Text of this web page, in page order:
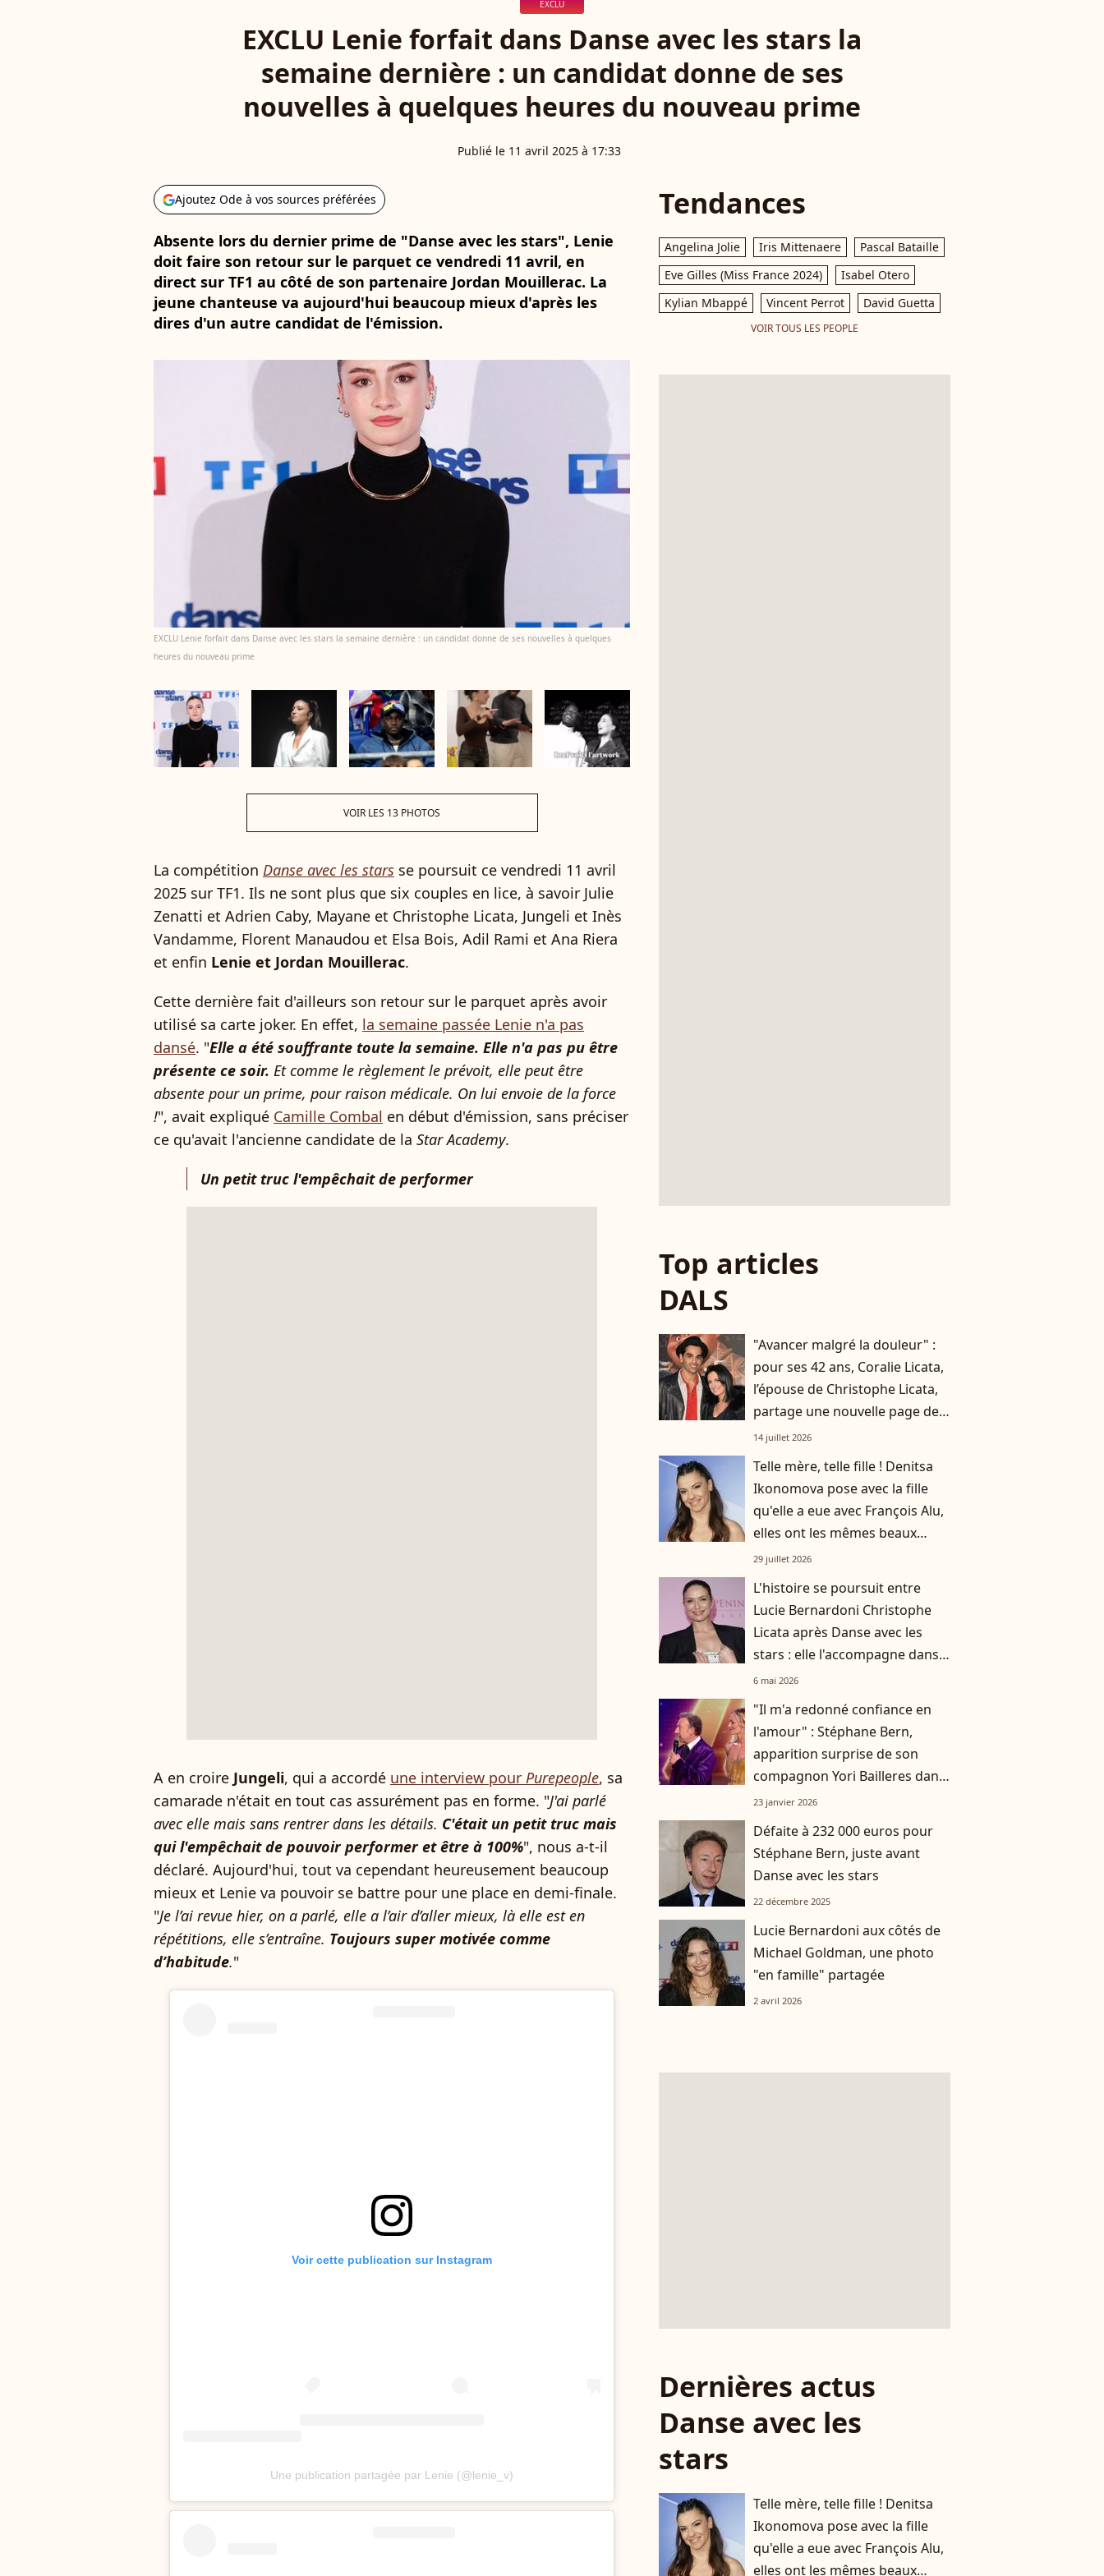
EXCLU
EXCLU Lenie forfait dans Danse avec les stars la
semaine dernière : un candidat donne de ses
nouvelles à quelques heures du nouveau prime
Publié le 11 avril 2025 à 17:33
Ajoutez Ode à vos sources préférées
Absente lors du dernier prime de "Danse avec les stars", Lenie
doit faire son retour sur le parquet ce vendredi 11 avril, en
direct sur TF1 au côté de son partenaire Jordan Mouillerac. La
jeune chanteuse va aujourd'hui beaucoup mieux d'après les
dires d'un autre candidat de l'émission.
EXCLU Lenie forfait dans Danse avec les stars la semaine dernière : un candidat donne de ses nouvelles à quelques
heures du nouveau prime
VOIR LES 13 PHOTOS
La compétition Danse avec les stars se poursuit ce vendredi 11 avril
2025 sur TF1. Ils ne sont plus que six couples en lice, à savoir Julie
Zenatti et Adrien Caby, Mayane et Christophe Licata, Jungeli et Inès
Vandamme, Florent Manaudou et Elsa Bois, Adil Rami et Ana Riera
et enfin Lenie et Jordan Mouillerac.
Cette dernière fait d'ailleurs son retour sur le parquet après avoir
utilisé sa carte joker. En effet, la semaine passée Lenie n'a pas
dansé. "Elle a été souffrante toute la semaine. Elle n'a pas pu être
présente ce soir. Et comme le règlement le prévoit, elle peut être
absente pour un prime, pour raison médicale. On lui envoie de la force
!", avait expliqué Camille Combal en début d'émission, sans préciser
ce qu'avait l'ancienne candidate de la Star Academy.
Un petit truc l'empêchait de performer
A en croire Jungeli, qui a accordé une interview pour Purepeople, sa
camarade n'était en tout cas assurément pas en forme. "J'ai parlé
avec elle mais sans rentrer dans les détails. C'était un petit truc mais
qui l'empêchait de pouvoir performer et être à 100%", nous a-t-il
déclaré. Aujourd'hui, tout va cependant heureusement beaucoup
mieux et Lenie va pouvoir se battre pour une place en demi-finale.
"Je l’ai revue hier, on a parlé, elle a l’air d’aller mieux, là elle est en
répétitions, elle s’entraîne. Toujours super motivée comme
d’habitude."
Voir cette publication sur Instagram
Une publication partagée par Lenie (@lenie_v)
Tendances
Angelina Jolie Iris Mittenaere
Pascal Bataille
Eve Gilles (Miss France 2024)
Isabel Otero
Kylian Mbappé
Vincent Perrot David Guetta
VOIR TOUS LES PEOPLE
Top articles
DALS
"Avancer malgré la douleur" :
pour ses 42 ans, Coralie Licata,
l’épouse de Christophe Licata,
partage une nouvelle page de
son histoire
14 juillet 2026
Telle mère, telle fille ! Denitsa
Ikonomova pose avec la fille
qu'elle a eue avec François Alu,
elles ont les mêmes beaux
cheveux châtains
29 juillet 2026
L'histoire se poursuit entre
Lucie Bernardoni Christophe
Licata après Danse avec les
stars : elle l'accompagne dans
une nouvelle aventure
6 mai 2026
"Il m'a redonné confiance en
l'amour" : Stéphane Bern,
apparition surprise de son
compagnon Yori Bailleres dans
Danse avec les stars
23 janvier 2026
Défaite à 232 000 euros pour
Stéphane Bern, juste avant
Danse avec les stars
22 décembre 2025
Lucie Bernardoni aux côtés de
Michael Goldman, une photo
"en famille" partagée
2 avril 2026
Dernières actus
Danse avec les
stars
Telle mère, telle fille ! Denitsa
Ikonomova pose avec la fille
qu'elle a eue avec François Alu,
elles ont les mêmes beaux